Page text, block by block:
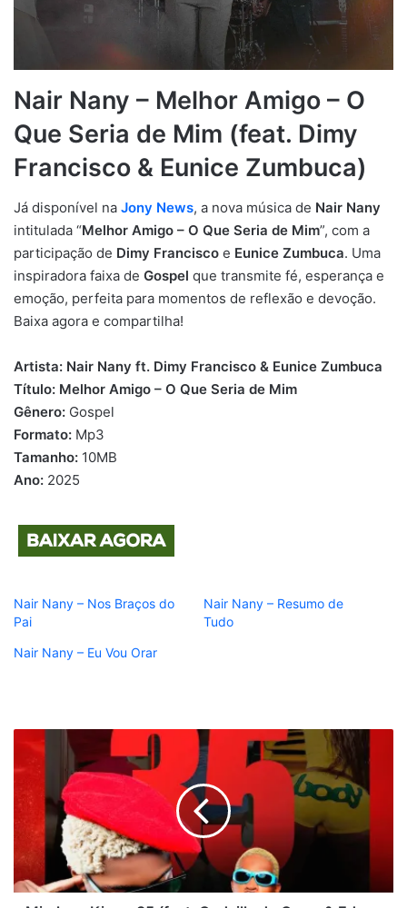
Nair Nany – Melhor Amigo – O
Que Seria de Mim (feat. Dimy
Francisco & Eunice Zumbuca)
Já disponível na Jony News, a nova música de Nair Nany
intitulada “Melhor Amigo – O Que Seria de Mim”, com a
participação de Dimy Francisco e Eunice Zumbuca. Uma
inspiradora faixa de Gospel que transmite fé, esperança e
emoção, perfeita para momentos de reflexão e devoção.
Baixa agora e compartilha!
Artista: Nair Nany ft. Dimy Francisco & Eunice Zumbuca
Título: Melhor Amigo – O Que Seria de Mim
Gênero: Gospel
Formato: Mp3
Tamanho: 10MB
Ano: 2025
Nair Nany – Nos Braços do
Pai
Nair Nany – Resumo de
Tudo
Nair Nany – Eu Vou Orar
Mirelson
-
Godzilla
do
Game
&